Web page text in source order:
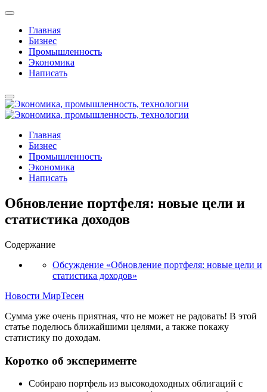
Главная
Бизнес
Промышленность
Экономика
Написать
Главная
Бизнес
Промышленность
Экономика
Написать
Обновление портфеля: новые цели и
статистика доходов
Содержание
Обсуждение «Обновление портфеля: новые цели и
статистика доходов»
Новости МирТесен
Сумма уже очень приятная, что не может не радовать! В этой
статье поделюсь ближайшими целями, а также покажу
статистику по доходам.
Коротко об эксперименте
Собираю портфель из высокодоходных облигаций с